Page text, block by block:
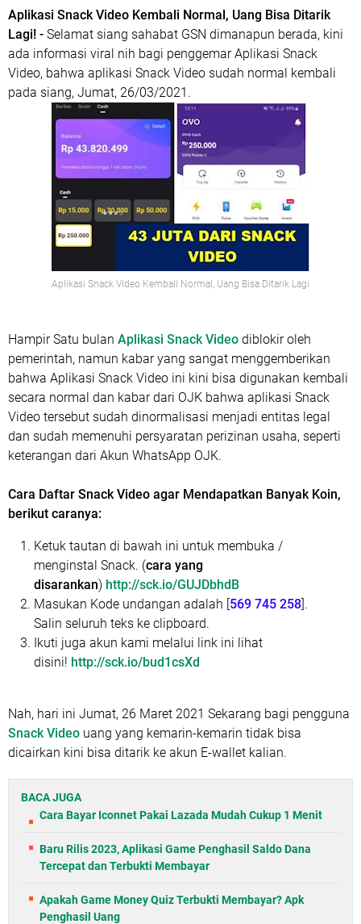
Aplikasi Snack Video Kembali Normal, Uang Bisa Ditarik
Lagi! - Selamat siang sahabat GSN dimanapun berada, kini
ada informasi viral nih bagi penggemar Aplikasi Snack
Video, bahwa aplikasi Snack Video sudah normal kembali
pada siang, Jumat, 26/03/2021.
Aplikasi Snack Video Kembali Normal, Uang Bisa Ditarik Lagi
Hampir Satu bulan Aplikasi Snack Video diblokir oleh
pemerintah, namun kabar yang sangat menggemberikan
bahwa Aplikasi Snack Video ini kini bisa digunakan kembali
secara normal dan kabar dari OJK bahwa aplikasi Snack
Video tersebut sudah dinormalisasi menjadi entitas legal
dan sudah memenuhi persyaratan perizinan usaha, seperti
keterangan dari Akun WhatsApp OJK.
Cara Daftar Snack Video agar Mendapatkan Banyak Koin,
berikut caranya:
Ketuk tautan di bawah ini untuk membuka /
menginstal Snack. (cara yang
disarankan) http://sck.io/GUJDbhdB
Masukan Kode undangan adalah [569 745 258].
Salin seluruh teks ke clipboard.
Ikuti juga akun kami melalui link ini lihat
disini! http://sck.io/bud1csXd
Nah, hari ini Jumat, 26 Maret 2021 Sekarang bagi pengguna
Snack Video uang yang kemarin-kemarin tidak bisa
dicairkan kini bisa ditarik ke akun E-wallet kalian.
BACA JUGA
Cara Bayar Iconnet Pakai Lazada Mudah Cukup 1 Menit
Baru Rilis 2023, Aplikasi Game Penghasil Saldo Dana
Tercepat dan Terbukti Membayar
Apakah Game Money Quiz Terbukti Membayar? Apk
Penghasil Uang